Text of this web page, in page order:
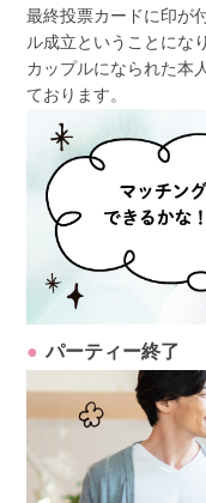
最終投票カードに印が
ル成立ということにな
カップルになられた本
ております。
パーティー終了